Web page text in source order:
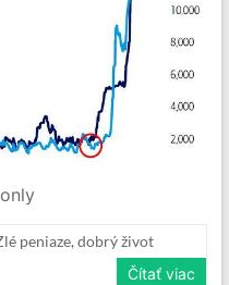
peniaze, dobrý život
Čítať viac